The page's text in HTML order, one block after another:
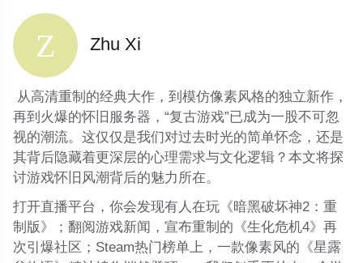
Zhu Xi
从高清重制的经典大作，到模仿像素风格的独立新作，
再到火爆的怀旧服务器，“复古游戏”已成为一股不可忽
视的潮流。这仅仅是我们对过去时光的简单怀念，还是
其背后隐藏着更深层的心理需求与文化逻辑？本文将探
讨游戏怀旧风潮背后的魅力所在。
打开直播平台，你会发现有人在玩《暗黑破坏神2：重
制版》；翻阅游戏新闻，宣布重制的《生化危机4》再
次引爆社区；Steam热门榜单上，一款像素风的《星露